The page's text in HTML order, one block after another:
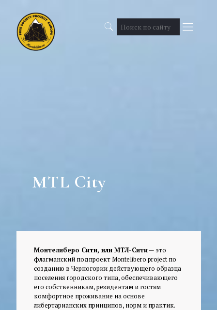
MTL City
Монтелиберо Сити, или МТЛ-Сити— это
флагманский подпроект Montelibero project по
созданию в Черногории действующего образца
поселения городского типа, обеспечивающего
его собственникам, резидентам и гостям
комфортное проживание на основе
либертарианских принципов, норм и практик.